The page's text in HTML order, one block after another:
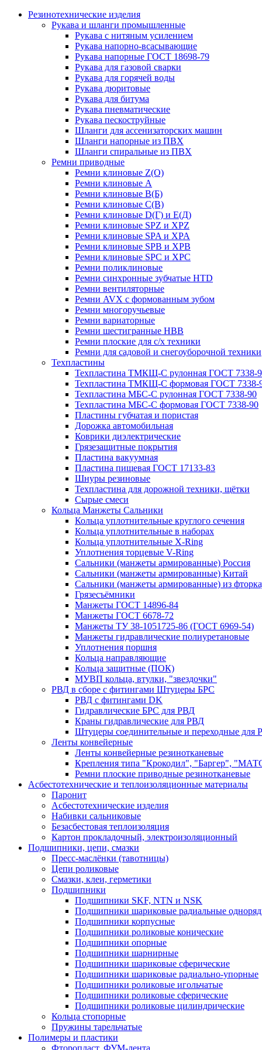
Резинотехнические изделия
Рукава и шланги промышленные
Рукава с нитяным усилением
Рукава напорно-всасывающие
Рукава напорные ГОСТ 18698-79
Рукава для газовой сварки
Рукава для горячей воды
Рукава дюритовые
Рукава для битума
Рукава пневматические
Рукава пескоструйные
Шланги для ассенизаторских машин
Шланги напорные из ПВХ
Шланги спиральные из ПВХ
Ремни приводные
Ремни клиновые Z(О)
Ремни клиновые А
Ремни клиновые В(Б)
Ремни клиновые С(В)
Ремни клиновые D(Г) и Е(Д)
Ремни клиновые SPZ и XPZ
Ремни клиновые SPA и XPA
Ремни клиновые SPB и XPB
Ремни клиновые SPC и XPC
Ремни поликлиновые
Ремни синхронные зубчатые HTD
Ремни вентиляторные
Ремни AVX с формованным зубом
Ремни многоручьевые
Ремни вариаторные
Ремни шестигранные HBB
Ремни плоские для с/х техники
Ремни для садовой и снегоуборочной техники
Техпластины
Техпластина ТМКЩ-С рулонная ГОСТ 7338-
Техпластина ТМКЩ-С формовая ГОСТ 7338-
Техпластина МБС-С рулонная ГОСТ 7338-90
Техпластина МБС-С формовая ГОСТ 7338-90
Пластины губчатая и пористая
Дорожка автомобильная
Коврики диэлектрические
Грязезащитные покрытия
Пластина вакуумная
Пластина пищевая ГОСТ 17133-83
Шнуры резиновые
Техпластина для дорожной техники, щётки
Сырые смеси
Кольца Манжеты Сальники
Кольца уплотнительные круглого сечения
Кольца уплотнительные в наборах
Кольца уплотнительные Х-Ring
Уплотнения торцевые V-Ring
Сальники (манжеты армированные) Россия
Сальники (манжеты армированные) Китай
Сальники (манжеты армированные) из
Грязесъёмники
Манжеты ГОСТ 14896-84
Манжеты ГОСТ 6678-72
Манжеты ТУ 38-1051725-86 (ГОСТ 6969-54)
Манжеты гидравлические полиуретановые
Уплотнения поршня
Кольца направляющие
Кольца защитные (ПОК)
МУВП кольца, втулки, "звездочки"
РВД в сборе с фитингами Штуцеры БРС
РВД с фитингами DK
Гидравлические БРС для РВД
Краны гидравлические для РВД
Штуцеры соединительные и переходные для
Ленты конвейерные
Ленты конвейерные резинотканевые
Крепления типа "Крокодил", "Баргер",
Ремни плоские приводные резинотканевые
Асбестотехнические и теплоизоляционные материалы
Паронит
Асбестотехнические изделия
Набивки сальниковые
Безасбестовая теплоизоляция
Картон прокладочный, электроизоляционный
Подшипники, цепи, смазки
Пресс-маслёнки (тавотницы)
Цепи роликовые
Смазки, клеи, герметики
Подшипники
Подшипники SKF, NTN и NSK
Подшипники шариковые радиальные
Подшипники корпусные
Подшипники роликовые конические
Подшипники опорные
Подшипники шарнирные
Подшипники шариковые сферические
Подшипники шариковые радиально-упорные
Подшипники роликовые игольчатые
Подшипники роликовые сферические
Подшипники роликовые цилиндрические
Кольца стопорные
Пружины тарельчатые
Полимеры и пластики
Фторопласт, ФУМ-лента